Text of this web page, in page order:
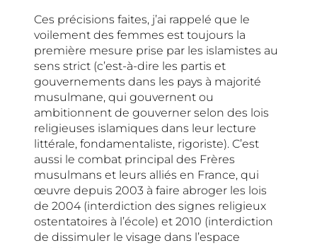
Ces précisions faites, j’ai rappelé que le
voilement des femmes est toujours la
première mesure prise par les islamistes au
sens strict (c’est-à-dire les partis et
gouvernements dans les pays à majorité
musulmane, qui gouvernent ou
ambitionnent de gouverner selon des lois
religieuses islamiques dans leur lecture
littérale, fondamentaliste, rigoriste). C’est
aussi le combat principal des Frères
musulmans et leurs alliés en France, qui
œuvre depuis 2003 à faire abroger les lois
de 2004 (interdiction des signes religieux
ostentatoires à l’école) et 2010 (interdiction
de dissimuler le visage dans l’espace